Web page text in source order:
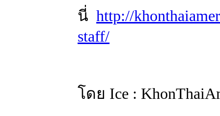
นี่ http://
staff/
โดย Ice :